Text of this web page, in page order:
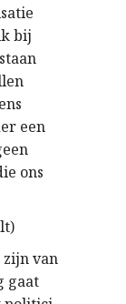
bij
een
ons
zijn van
gaat